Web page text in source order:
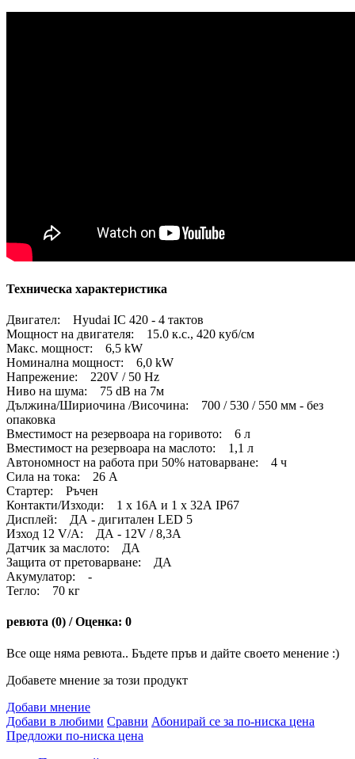
Техническа характеристика
Двигател: Hyudai IC 420 - 4 тактов
Мощност на двигателя: 15.0 к.с., 420 куб/см
Макс. мощност: 6,5 kW
Номинална мощност: 6,0 kW
Напрежение: 220V / 50 Hz
Ниво на шума: 75 dB на 7м
Дължина/Шириочина /Височина: 700 / 530 / 550 мм - без
опаковка
Вместимост на резервоара на горивото: 6 л
Вместимост на резервоара на маслото: 1,1 л
Автономност на работа при 50% натоварване: 4 ч
Сила на тока: 26 A
Стартер: Ръчен
Контакти/Изходи: 1 х 16А и 1 х 32А IP67
Дисплей: ДА - дигитален LED 5
Изход 12 V/A: ДА - 12V / 8,3A
Датчик за маслото: ДА
Защита от претоварване: ДА
Акумулатор: -
Тегло: 70 кг
ревюта (0) / Оценка: 0
Все още няма ревюта.. Бъдете пръв и дайте своето менение :)
Добавете мнение за този продукт
Добави мнение
Добави в любими Сравни Абонирай се за по-ниска цена
Предложи по-ниска цена